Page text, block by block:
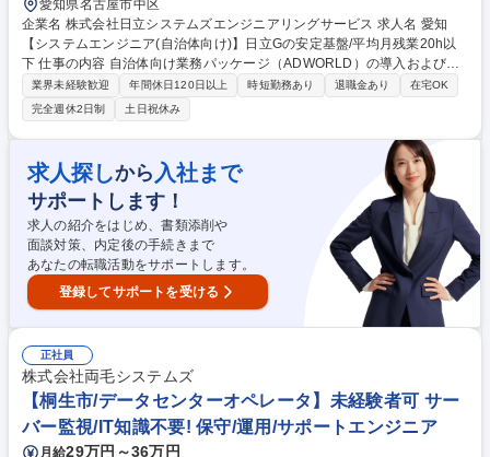
愛知県名古屋市中区
企業名 株式会社日立システムズエンジニアリングサービス 求人名 愛知
【システムエンジニア(自治体向け)】日立Gの安定基盤/平均月残業20h以
下 仕事の内容 自治体向け業務パッケージ（ADWORLD）の導入および運
用保守をご担当いただきます。ユーザーからの問い合わせ対応や、システ
ム入れ替え時の要件定義・導入支援などをお任せします。 【業務内容】■
日次、週次、月次、年次処理のサポート業務 ■自治体ユーザーからのシス
テムに関する問い合わせ対応 ■他社システムからADWORLDへの入れ替え
に伴うシステム説明 ■導入に向けた要件定義（顧客折衝、フロントSE業
務） ■導入後の操作方法や使い方の支援・レクチャー ■各種要望に対する
調整および保守・スポット案件対応 募集職種 愛知【システムエンジニア
(自治体向け)】日立Gの安定基盤/平均月残業20h以下
業界未経験歓迎 年間休日120日以上 時短勤務あり 退職金あり
在宅OK
完全週休2日制
土日祝休み
求人探しから 入社まで
サポートします！
求人の紹介をはじめ、書類添削や
面談対策、内定後の手続きまで
あなたの転職活動をサポートします。
登録してサポートを受ける
正社員
株式会社両毛システムズ
【桐生市/データセンターオペレータ】未経験者可 サー
バー監視/IT知識不要! 保守/運用/サポートエンジニア
月給29万円～36万円